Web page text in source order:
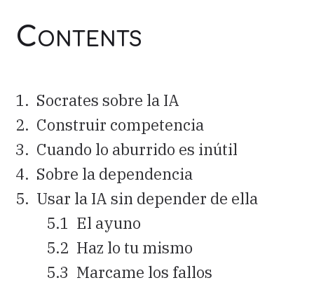
Contents
Socrates sobre la IA
Construir competencia
Cuando lo aburrido es inútil
Sobre la dependencia
Usar la IA sin depender de ella
El ayuno
Haz lo tu mismo
Marcame los fallos